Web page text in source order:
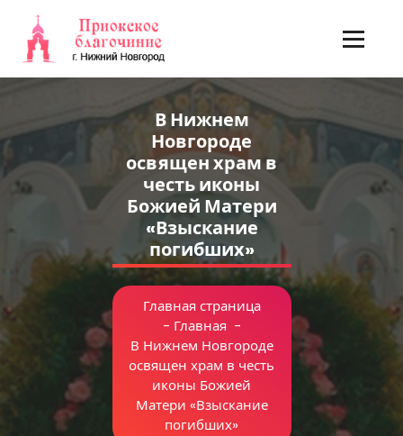
содержимому
В Нижнем
Новгороде
освящен храм в
честь иконы
Божией Матери
«Взыскание
погибших»
Главная страница
- Главная-
В Нижнем Новгороде
освящен храм в честь
иконы Божией
Матери «Взыскание
погибших»